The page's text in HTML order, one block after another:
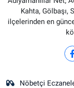
Kahta, Gölbaşı,
ilçelerinden en
Nöbetçi